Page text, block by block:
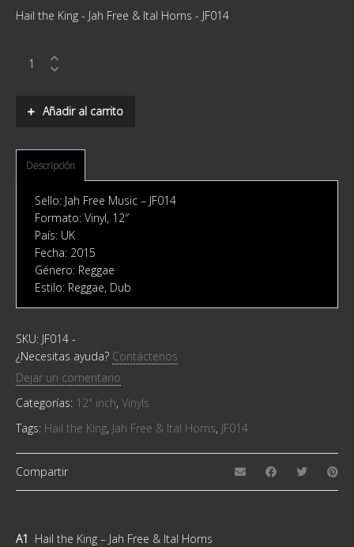
Hail the King - Jah Free & Ital Horns - JF014
Jah
&
Ital
quantity
Añadir al carrito
Descripción
Sello: Jah Free Music ‎– JF014
Formato: Vinyl, 12″
País: UK
Fecha: 2015
Género: Reggae
Estilo: Reggae, Dub
SKU: JF014 -
¿Necesitas ayuda? Contáctenos
Dejar un comentario
Categorías: 12" inch, Vinyls
Tags: Hail the King, Jah Free & Ital Horns, JF014
Compartir
A1 Hail the King – Jah Free & Ital Horns